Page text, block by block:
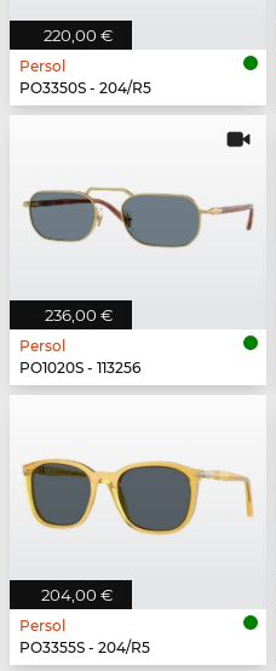
220,00 €
Persol
PO3350S - 204/R5
236,00 €
Persol
PO1020S - 113256
204,00 €
Persol
PO3355S - 204/R5